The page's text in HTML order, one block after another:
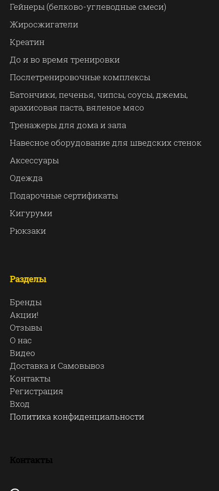
Гейнеры (белково-углеводные смеси)
Жиросжигатели
Креатин
До и во время тренировки
Послетренировочные комплексы
Батончики, печенья, чипсы, соусы, джемы,
арахисовая паста, вяленое мясо
Тренажеры для дома и зала
Навесное оборудование для шведских стенок
Аксессуары
Одежда
Подарочные сертификаты
Кигуруми
Рюкзаки
Разделы
Бренды
Акции!
Отзывы
О нас
Видео
Доставка и Самовывоз
Контакты
Регистрация
Вход
Политика конфиденциальности
Контакты